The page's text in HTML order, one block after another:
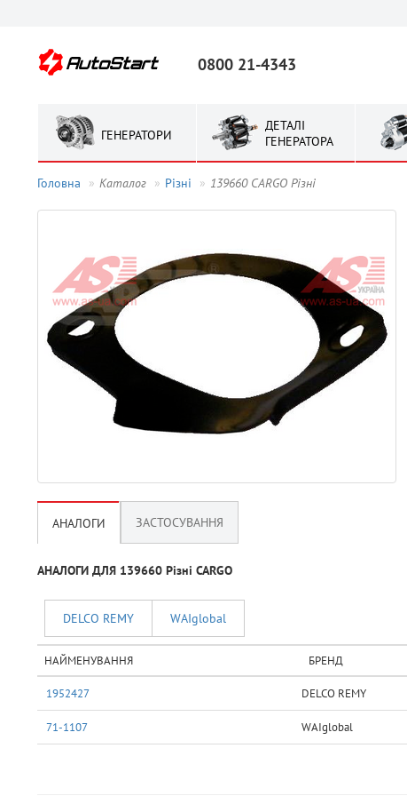
0800 21-4343
ГЕНЕРАТОРИ
ДЕТАЛІ
ГЕНЕРАТОРА
Головна Каталог Рiзнi 139660 CARGO Рiзнi
АНАЛОГИ ЗАСТОСУВАННЯ
АНАЛОГИ ДЛЯ 139660 Рiзнi CARGO
DELCO REMY WAIglobal
НАЙМЕНУВАННЯ БРЕНД
1952427 DELCO REMY
71-1107 WAIglobal